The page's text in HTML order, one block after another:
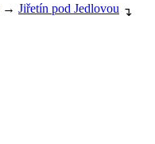
→ Jiřetín pod Jedlovou ↴